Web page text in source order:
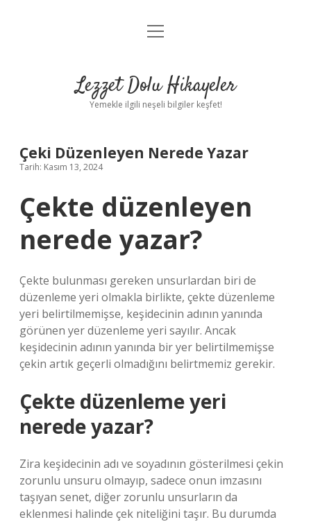
Anasayfa
Yasal Uyarı
menüyü
Lezzet Dolu Hikayeler
Yemekle ilgili neşeli bilgiler keşfet!
Çeki Düzenleyen Nerede Yazar
Tarih: Kasım 13, 2024
Çekte düzenleyen
nerede yazar?
Çekte bulunması gereken unsurlardan biri de
düzenleme yeri olmakla birlikte, çekte düzenleme
yeri belirtilmemişse, keşidecinin adının yanında
görünen yer düzenleme yeri sayılır. Ancak
keşidecinin adının yanında bir yer belirtilmemişse
çekin artık geçerli olmadığını belirtmemiz gerekir.
Çekte düzenleme yeri
nerede yazar?
Zira keşidecinin adı ve soyadının gösterilmesi çekin
zorunlu unsuru olmayıp, sadece onun imzasını
taşıyan senet, diğer zorunlu unsurların da
eklenmesi halinde çek niteliğini taşır. Bu durumda